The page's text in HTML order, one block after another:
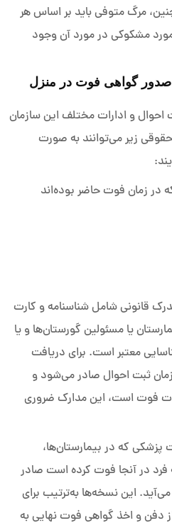
مرگ متوفی باید بر اساس هر
مشکوکی در مورد آن وجود
گواهی فوت در منزل
و ادارات مختلف این سازمان
زیر می‌توانند به‌ صورت
در زمان فوت حاضر بوده‌اند
قانونی شامل شناسنامه و کارت
یا مسئولین گورستان‌ها و یا
معتبر است. برای دریافت
ثبت احوال صادر می‌شود و
فوت است، این مدارک ضروری
که در بیمارستان‌ها،
فرد در آنجا فوت کرده است صادر
این نسخه‌ها به‌ترتیب برای
دفن و اخذ گواهی فوت نهایی به